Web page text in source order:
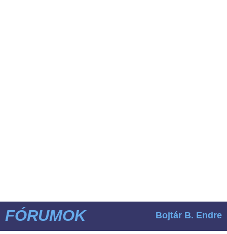
FÓRUMOK Bojtár B. Endre